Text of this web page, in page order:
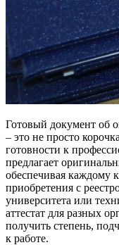
Готовый документ об
– это не просто
готовности к
предлагает
обеспечивая каждому
приобретения с
университета или
аттестат для разных
получить степень,
к работе.